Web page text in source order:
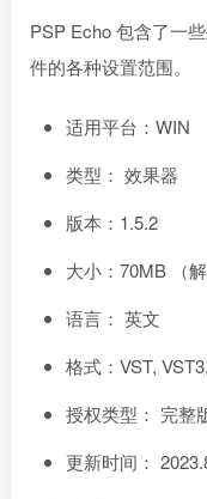
PSP Echo 包含了一
件的各种设置范围。
适用平台：WIN
类型： 效果器
版本：1.5.2
大小：70MB （解
语言： 英文
格式：VST,
授权类型： 完整
更新时间：